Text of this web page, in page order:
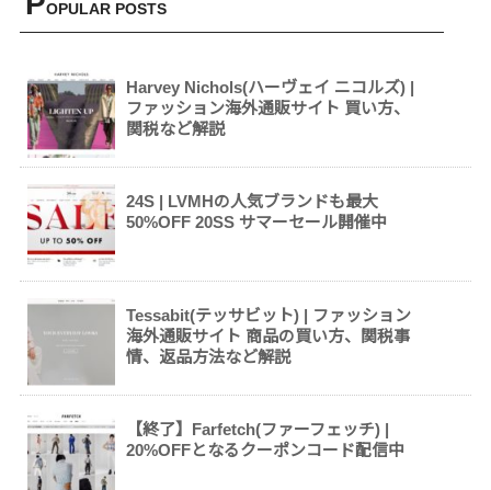
OPULAR POSTS
Harvey Nichols(ハーヴェイ ニコルズ) |
ファッション海外通販サイト 買い方、
関税など解説
24S | LVMHの人気ブランドも最大
50%OFF 20SS サマーセール開催中
Tessabit(テッサビット) | ファッション
海外通販サイト 商品の買い方、関税事
情、返品方法など解説
【終了】Farfetch(ファーフェッチ) |
20%OFFとなるクーポンコード配信中